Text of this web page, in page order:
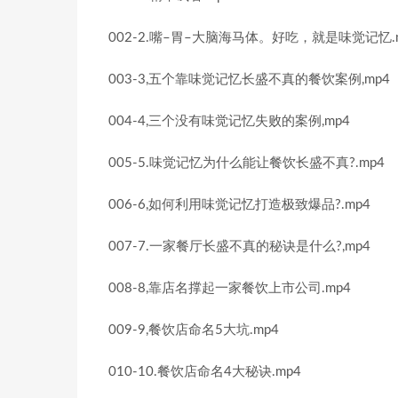
002-2.嘴–胃–大脑海马体。好吃，就是味觉记忆
003-3,五个靠味觉记忆长盛不真的餐饮案例,mp4
004-4,三个没有味觉记忆失败的案例,mp4
005-5.味觉记忆为什么能让餐饮长盛不真?.mp4
006-6,如何利用味觉记忆打造极致爆品?.mp4
007-7.一家餐厅长盛不真的秘诀是什么?,mp4
008-8,靠店名撑起一家餐饮上市公司.mp4
009-9,餐饮店命名5大坑.mp4
010-10.餐饮店命名4大秘诀.mp4